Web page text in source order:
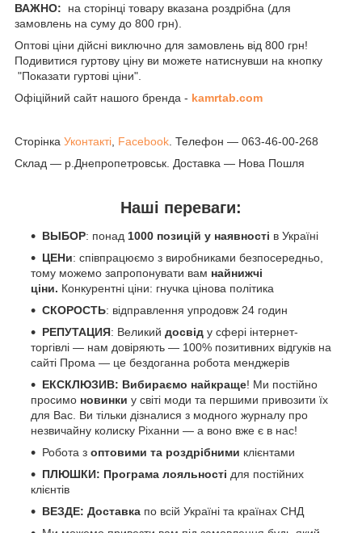
ВАЖНО:
на сторінці товару вказана роздрібна (для
замовлень на суму до 800 грн).
Оптові ціни дійсні виключно для замовлень від 800 грн!
Подивитися гуртову ціну ви можете натиснувши на кнопку
"Показати гуртові ціни".
Офіційний сайт нашого бренда - kamrtab.com
Сторінка Уконтакті Facebook . Телефон — 063-46-00-268
Склад — р.Днепропетровськ. Доставка — Нова Пошля
Наші переваги:
ВЫБОР: понад 1000 позицій у наявності в Україні
ЦЕНи: співпрацюємо з виробниками безпосередньо,
тому можемо запропонувати вам найнижчі
ціни. Конкурентні ціни: гнучка цінова політика
СКОРОСТЬ: відправлення упродовж 24 годин
РЕПУТАЦИЯ: Великий досвід у сфері інтернет-
торгівлі — нам довіряють — 100% позитивних відгуків на
сайті Прома — це бездоганна робота менджерів
ЕКСКЛЮЗИВ: Вибираємо найкраще! Ми постійно
просимо новинки у світі моди та першими привозити їх
для Вас. Ви тільки дізналися з модного журналу про
незвичайну колиску Ріханни — а воно вже є в нас!
Робота з оптовими та роздрібними клієнтами
ПЛЮШКИ: Програма лояльності для постійних
клієнтів
ВЕЗДЕ: Доставка по всій Україні та країнах СНД